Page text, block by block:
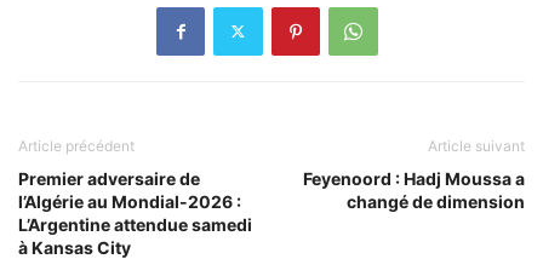
Article précédent
Premier adversaire de
l’Algérie au Mondial-2026 :
L’Argentine attendue samedi
à Kansas City
Article suivant
Feyenoord : Hadj Moussa a
changé de dimension